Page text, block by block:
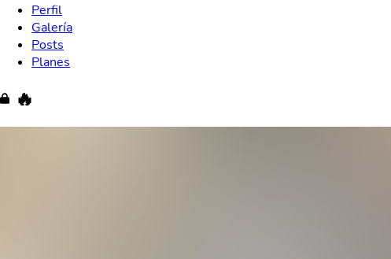
Perfil
Galería
Posts
Planes
🔥